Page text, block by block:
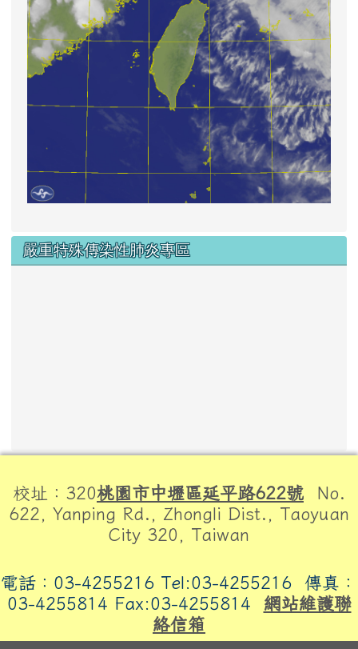
嚴重特殊傳染性肺炎專區
校址：320桃園市中壢區延平路622號 No.
622, Yanping Rd., Zhongli Dist., Taoyuan
City 320, Taiwan
電話：03-4255216 Tel:03-4255216 傳真：
03-4255814 Fax:03-4255814 網站維護聯
絡信箱